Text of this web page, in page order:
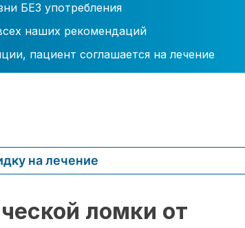
БЕЗ употребления
наших рекомендаций
пациент соглашается на лечение
на лечение
ломки от